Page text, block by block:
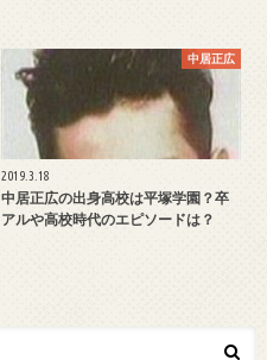
中居正広
2019.3.18
中居正広の出身高校は平塚学園？卒
アルや高校時代のエピソードは？